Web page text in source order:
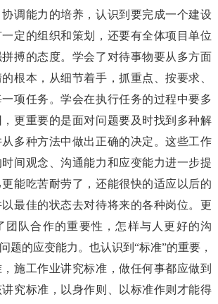
调能力的培养，认识到要完成一个建设
定的组织和策划，还要有全体项目单位
搏的态度。学会了对待事物要从多方面
根本，从细节着手，抓重点、按要求、
项任务。学会在执行任务的过程中要多
更重要的是面对问题要及时找到多种解
多种方法中做出正确的决定。这些工作
间观念、沟通能力和应变能力进一步提
能吃苦耐劳了，还能很快的适应以后的
最佳的状态去对待将来的各种岗位。更
团队合作的重要性，怎样与人更好的沟
题的应变能力。也认识到“标准”的重要，
施工作业讲究标准，做任何事都应做到
究标准，以身作则、以标准作则才能得